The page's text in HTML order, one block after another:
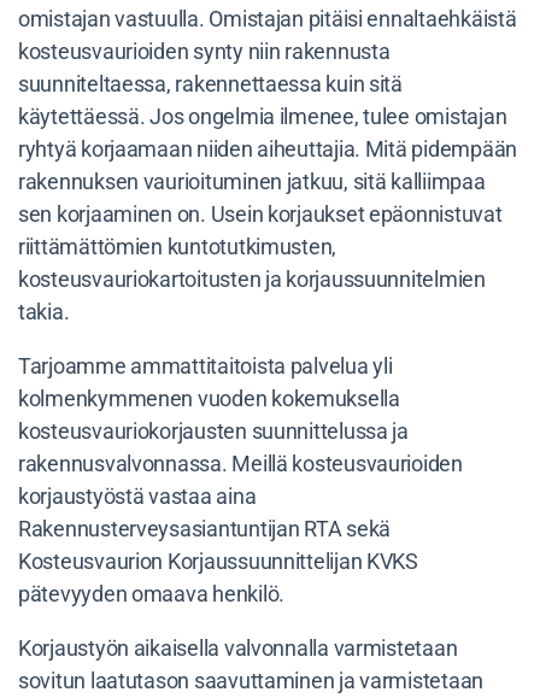
omistajan vastuulla. Omistajan pitäisi ennaltaehkäistä
kosteusvaurioiden synty niin rakennusta
suunniteltaessa, rakennettaessa kuin sitä
käytettäessä. Jos ongelmia ilmenee, tulee omistajan
ryhtyä korjaamaan niiden aiheuttajia. Mitä pidempään
rakennuksen vaurioituminen jatkuu, sitä kalliimpaa
sen korjaaminen on. Usein korjaukset epäonnistuvat
riittämättömien kuntotutkimusten,
kosteusvauriokartoitusten ja korjaussuunnitelmien
takia.
Tarjoamme ammattitaitoista palvelua yli
kolmenkymmenen vuoden kokemuksella
kosteusvauriokorjausten suunnittelussa ja
rakennusvalvonnassa. Meillä kosteusvaurioiden
korjaustyöstä vastaa aina
Rakennusterveysasiantuntijan RTA sekä
Kosteusvaurion Korjaussuunnittelijan KVKS
pätevyyden omaava henkilö.
Korjaustyön aikaisella valvonnalla varmistetaan
sovitun laatutason saavuttaminen ja varmistetaan